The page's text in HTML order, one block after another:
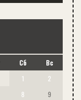
Сб
Вс
1
2
8
9